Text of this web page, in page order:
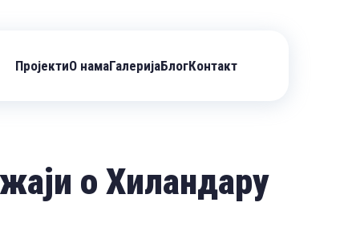
ПројектиО намаГалеријаБлогКонтакт
о Хиландару